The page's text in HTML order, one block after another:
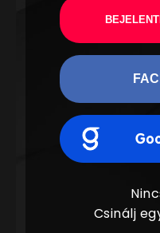
Csinálj